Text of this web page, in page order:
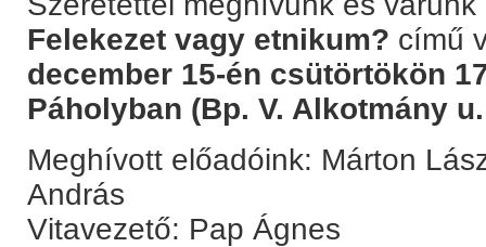
Felekezet vagy etnikum? című
december 15-én csütörtökön
Páholyban (Bp. V. Alkotmány
Meghívott előadóink: Márton
András
Vitavezető: Pap Ágnes